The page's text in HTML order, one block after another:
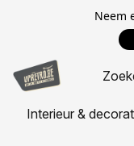
Neem
Interieur &